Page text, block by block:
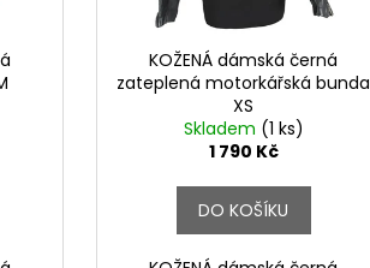
KOŽENÁ dámská černá
zateplená motorkářská bunda
XS
Skladem (1 ks)
1 790 Kč
DO KOŠÍKU